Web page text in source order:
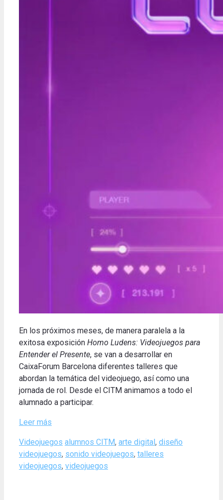
En los próximos meses, de manera paralela a la
exitosa exposición Homo Ludens: Videojuegos para
Entender el Presente, se van a desarrollar en
CaixaForum Barcelona diferentes talleres que
abordan la temática del videojuego, así como una
jornada de rol. Desde el CITM animamos a todo el
alumnado a participar.
Leer más
Categories
Videojuegos Tags
alumnos CITM, arte digital , diseño
videojuegos, sonido videojuegos, talleres
videojuegos, videojuegos